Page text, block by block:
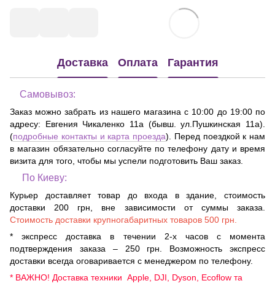
Доставка Оплата Гарантия
Самовывоз:
Заказ можно забрать из нашего магазина с 10:00 до 19:00 по
адресу: Евгения Чикаленко 11а (бывш. ул.Пушкинская 11а)
(подробные контакты и карта проезда). Перед поездкой к нам
в магазин обязательно согласуйте по телефону дату и время
визита для того, чтобы мы успели подготовить Ваш заказ.
По Киеву:
Курьер доставляет товар до входа в здание, стоимость
доставки 200 грн, вне зависимости от суммы заказа.
Стоимость доставки крупногабаритных товаров 500 грн.
* экспресс доставка в течении 2-х часов с момента
подтверждения заказа – 250 грн. Возможность экспресс
доставки всегда оговаривается с менеджером по телефону.
* ВАЖНО! Доставка техники Apple, DJI, Dyson, Ecoflow та